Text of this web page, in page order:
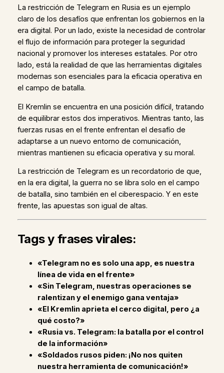
La restricción de Telegram en Rusia es un ejemplo
claro de los desafíos que enfrentan los gobiernos en la
era digital. Por un lado, existe la necesidad de controlar
el flujo de información para proteger la seguridad
nacional y promover los intereses estatales. Por otro
lado, está la realidad de que las herramientas digitales
modernas son esenciales para la eficacia operativa en
el campo de batalla.
El Kremlin se encuentra en una posición difícil, tratando
de equilibrar estos dos imperativos. Mientras tanto, las
fuerzas rusas en el frente enfrentan el desafío de
adaptarse a un nuevo entorno de comunicación,
mientras mantienen su eficacia operativa y su moral.
La restricción de Telegram es un recordatorio de que,
en la era digital, la guerra no se libra solo en el campo
de batalla, sino también en el ciberespacio. Y en este
frente, las apuestas son igual de altas.
Tags y frases virales:
«Telegram no es solo una app, es nuestra
línea de vida en el frente»
«Sin Telegram, nuestras operaciones se
ralentizan y el enemigo gana ventaja»
«El Kremlin aprieta el cerco digital, pero ¿a
qué costo?»
«Rusia vs. Telegram: la batalla por el control
de la información»
«Soldados rusos piden: ¡No nos quiten
nuestra herramienta de comunicación!»